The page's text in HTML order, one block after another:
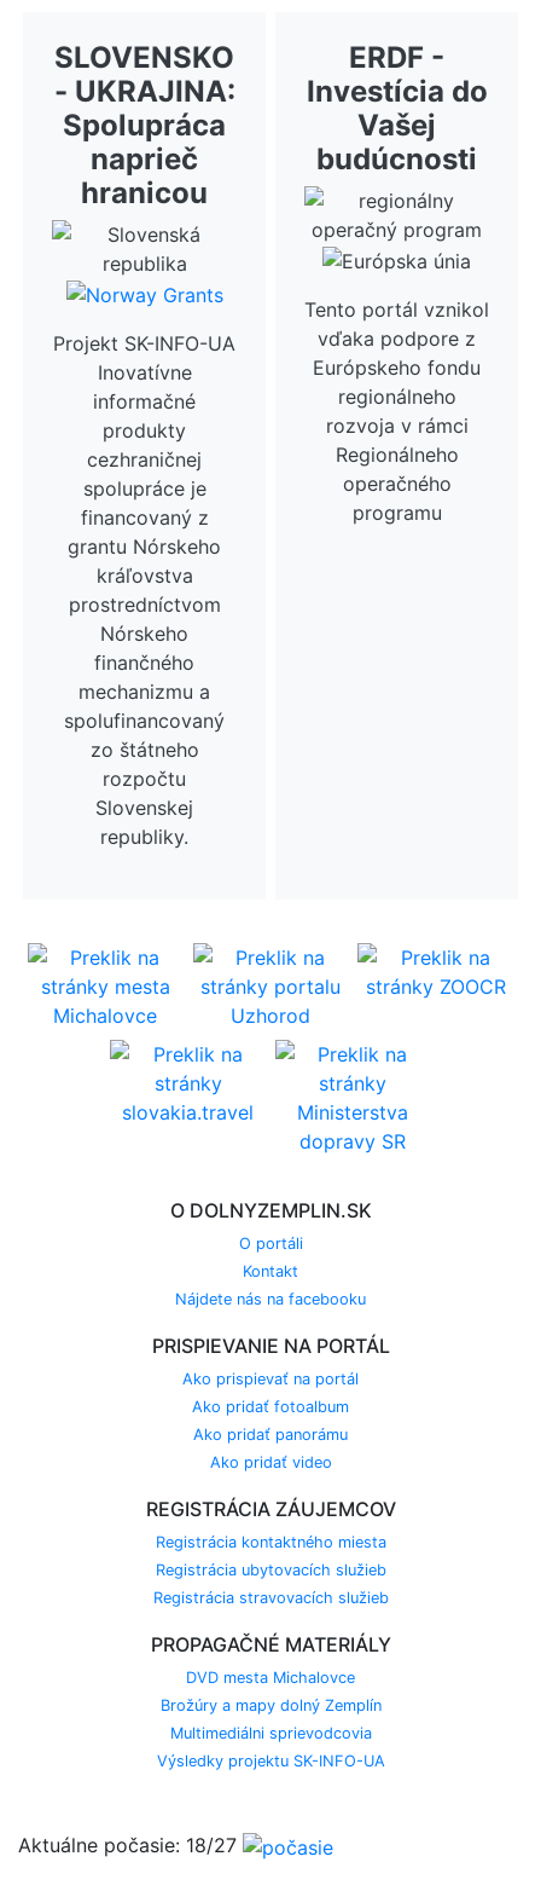
SLOVENSKO
- UKRAJINA:
Spolupráca
naprieč
hranicou
Projekt SK-INFO-UA
Inovatívne
informačné
produkty
cezhraničnej
spolupráce je
financovaný z
grantu Nórskeho
kráľovstva
prostredníctvom
Nórskeho
finančného
mechanizmu a
spolufinancovaný
zo štátneho
rozpočtu
Slovenskej
republiky.
ERDF -
Investícia do
Vašej
budúcnosti
Tento portál vznikol
vďaka podpore z
Európskeho fondu
regionálneho
rozvoja v rámci
Regionálneho
operačného
programu
O DOLNYZEMPLIN.SK
O portáli
Kontakt
Nájdete nás na facebooku
PRISPIEVANIE NA PORTÁL
Ako prispievať na portál
Ako pridať fotoalbum
Ako pridať panorámu
Ako pridať video
REGISTRÁCIA ZÁUJEMCOV
Registrácia kontaktného miesta
Registrácia ubytovacích služieb
Registrácia stravovacích služieb
PROPAGAČNÉ MATERIÁLY
DVD mesta Michalovce
Brožúry a mapy dolný Zemplín
Multimediálni sprievodcovia
Výsledky projektu SK-INFO-UA
Aktuálne počasie: 18/27